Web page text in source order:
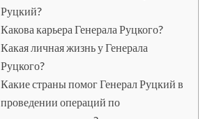
Руцкий?
Какова карьера Генерала Руцкого?
Какая личная жизнь у Генерала
Руцкого?
Какие страны помог Генерал Руцкий в
проведении операций по